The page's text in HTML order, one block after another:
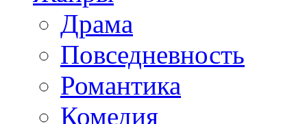
Драма
Повседневность
Романтика
Комедия